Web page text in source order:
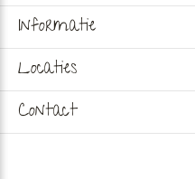
Informatie
Locaties
Contact